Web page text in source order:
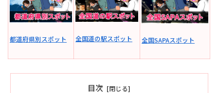
都道府県別スポット 全国道の駅スポット 全国SAPAスポット
目次